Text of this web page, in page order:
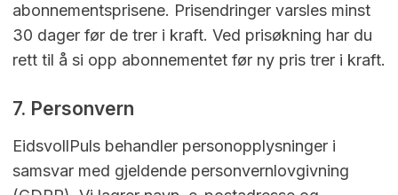
abonnementsprisene. Prisendringer varsles minst
30 dager før de trer i kraft. Ved prisøkning har du
rett til å si opp abonnementet før ny pris trer i kraft.
7. Personvern
EidsvollPuls behandler personopplysninger i
samsvar med gjeldende personvernlovgivning